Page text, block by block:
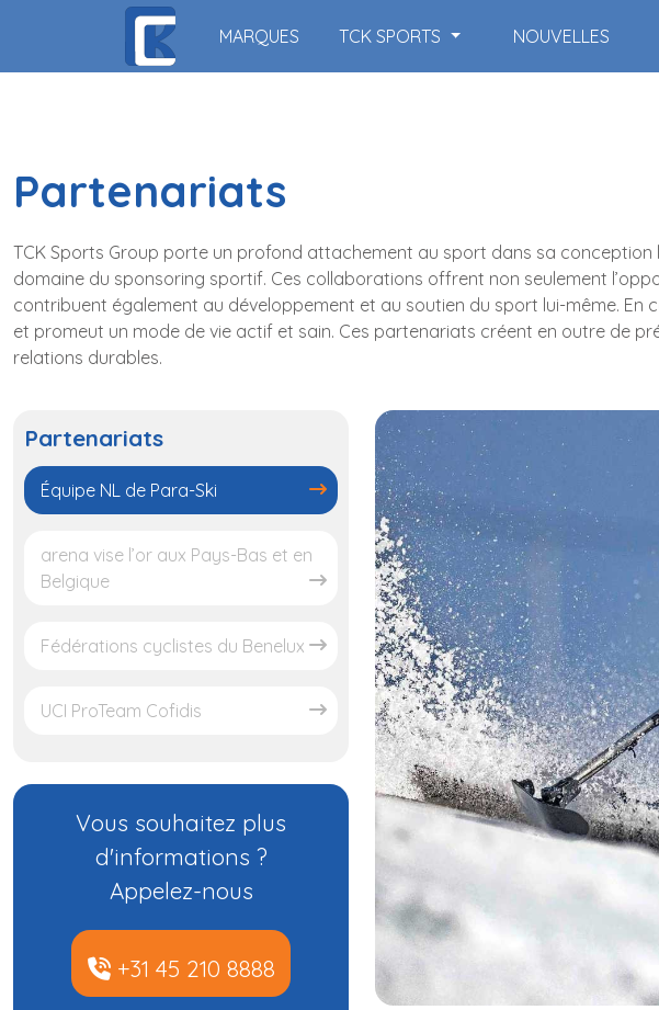
MARQUES TCK SPORTS NOUVELLES
Partenariats
TCK Sports Group porte un profond attachement au sport dans sa conception
domaine du sponsoring sportif. Ces collaborations offrent non seulement
contribuent également au développement et au soutien du sport lui-même.
et promeut un mode de vie actif et sain. Ces partenariats créent en outre de
relations durables.
Partenariats
Équipe NL de Para-Ski
arena vise l’or aux Pays-Bas et en
Belgique
Fédérations cyclistes du Benelux
UCI ProTeam Cofidis
Vous souhaitez plus
d'informations ?
Appelez-nous
+31 45 210 8888